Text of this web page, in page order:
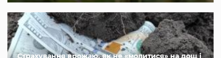
Страхування врожаю, як не «молитися» на дощ і